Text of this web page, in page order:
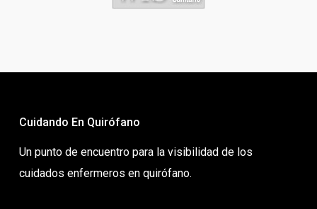
Cuidando En Quirófano
Un punto de encuentro para la visibilidad de los
cuidados enfermeros en quirófano.